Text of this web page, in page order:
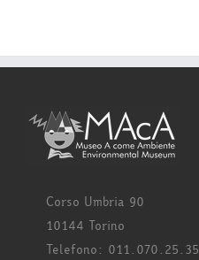
Corso Umbria 90
10144 Torino
Telefono: 011.070.25.35